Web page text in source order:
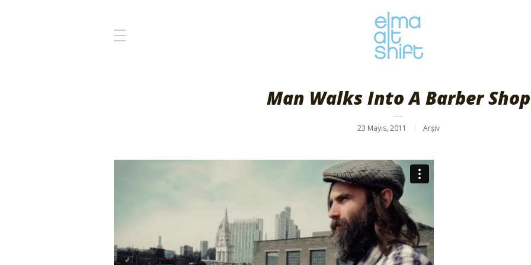
Man Walks Into A Barber Shop
23 Mayıs, 2011 Arşiv